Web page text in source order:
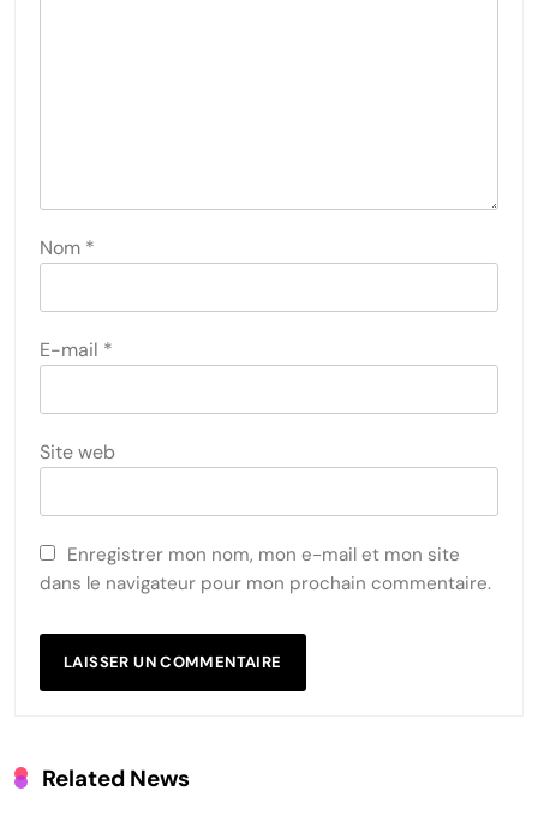
Nom *
E-mail *
Site web
Enregistrer mon nom, mon e-mail et mon site
dans le navigateur pour mon prochain commentaire.
Related News